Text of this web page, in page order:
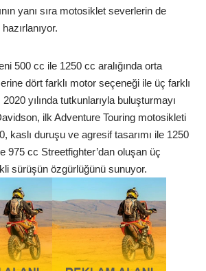
yanı sıra motosiklet severlerin de
500 cc ile 1250 cc aralığında orta
dört farklı motor seçeneği ile üç farklı
yılında tutkunlarıyla buluşturmayı
ilk Adventure Touring motosikleti
kaslı duruşu ve agresif tasarımı ile 1250
975 cc Streetfighter’dan oluşan üç
sürüşün özgürlüğünü sunuyor.